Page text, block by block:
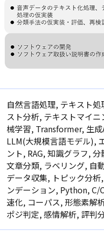
自然言語処理, テキスト処
スト分析, テキストマイニ
械学習, Transformer, 生
LLM(大規模言語モデル),
ント, RAG, 知識グラフ,
文章分類, ラベリング, 自
データ収集, トピック分析
ンデーション, Python, C/
速化, コーパス, 形態素解
ポジ判定, 感情解析, 評判